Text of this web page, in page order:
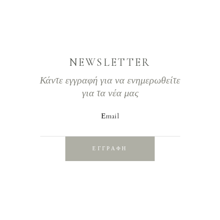
NEWSLETTER
Κάντε εγγραφή για να ενημερωθείτε
για τα νέα μας
Εmail
ΕΓΓΡΑΦΗ